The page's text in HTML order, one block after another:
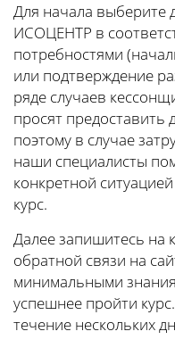
Для начала выберите
ИСОЦЕНТР в
потребностями
или подтверждение
ряде случаев
просят
поэтому в случае
наши специалисты
конкретной
курс.
Далее запишитесь на
обратной связи на
минимальными
успешнее пройти
течение нескольких